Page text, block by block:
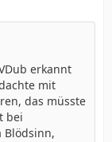
erkannt
mit
das müsste
bei
Blödsinn,